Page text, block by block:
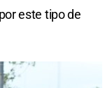
este tipo de